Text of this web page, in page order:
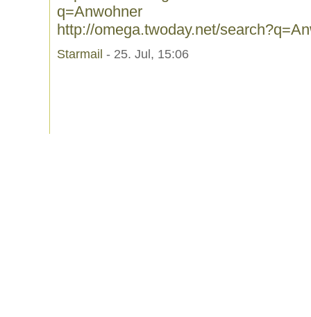
q=Anwohner
http://omega.twoday.net/
Starmail - 25. Jul, 15:06